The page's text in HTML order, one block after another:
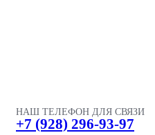
НАШ ТЕЛЕФОН ДЛЯ СВЯЗИ
+7 (928) 296-93-97